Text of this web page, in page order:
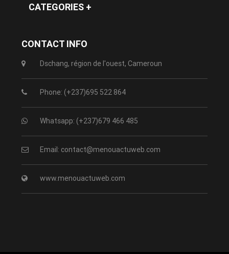
CATEGORIES +
CONTACT INFO
Dschang, région de l'ouest, Cameroun
Phone: (+237)695 522 864
Whatsapp: (+237)679 466 485
Email: contact@menouactuweb.com
www.menouactuweb.com